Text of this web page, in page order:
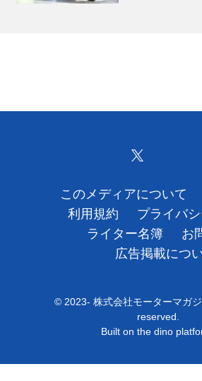
このメディアについて
利用規約
プライバ
ライター名簿
お
広告掲載につ
© 2023- 株式会社モーターマガ
reserved.
Built on the dino